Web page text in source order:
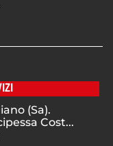
(Sa).
Cost...